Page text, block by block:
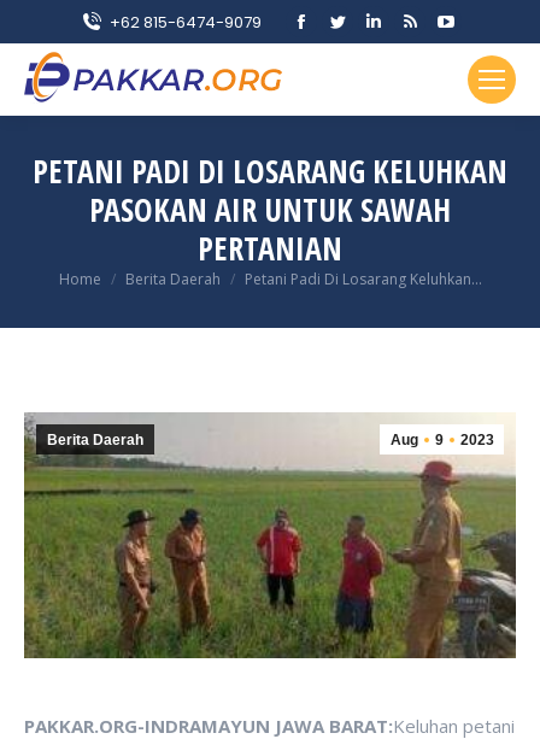
+62 815-6474-9079
Facebook
in
window
Twitter
in
window
Linkedin
in
window
Rss
opens
in
window
YouTube
page
opens
in
window
PETANI PADI DI LOSARANG KELUHKAN
PASOKAN AIR UNTUK SAWAH
PERTANIAN
You are here:
Home Berita Daerah Petani Padi Di Losarang Keluhkan…
Aug 9 2023
Berita Daerah
PAKKAR.ORG-INDRAMAYUN JAWA BARAT:Keluhan petani